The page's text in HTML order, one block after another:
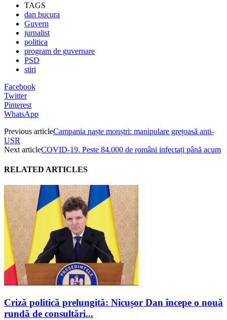
TAGS
dan bucura
Guvern
jurnalist
politica
program de guvernare
PSD
stiri
Facebook
Twitter
Pinterest
WhatsApp
Previous articleCampania naște monștri: manipulare grețoasă anti-
USR
Next articleCOVID-19. Peste 84.000 de români infectați până acum
RELATED ARTICLES
Criză politică prelungită: Nicușor Dan începe o nouă
rundă de consultări...